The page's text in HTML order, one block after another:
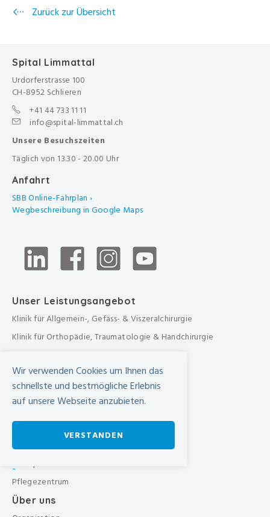
Zurück zur Übersicht
Spital Limmattal
Urdorferstrasse 100
CH-8952 Schlieren
+41 44 733 11 11
info@spital-limmattal.ch
Unsere Besuchszeiten
Täglich von 13.30 - 20.00 Uhr
Anfahrt
SBB Online-Fahrplan ›
Wegbeschreibung in Google Maps
Unser Leistungsangebot
Klinik für Allgemein-, Gefäss- & Viszeralchirurgie
Klinik für Orthopädie, Traumatologie & Handchirurgie
Medizinische Klinik
Frauenklinik
Übergreifende Bereiche
Beratungen & Dienste
Therapien
Pflegezentrum
Über uns
Wir verwenden Cookies um Ihnen das
schnellste und bestmögliche Erlebnis
auf unsere Webseite anzubieten.
VERSTANDEN
-